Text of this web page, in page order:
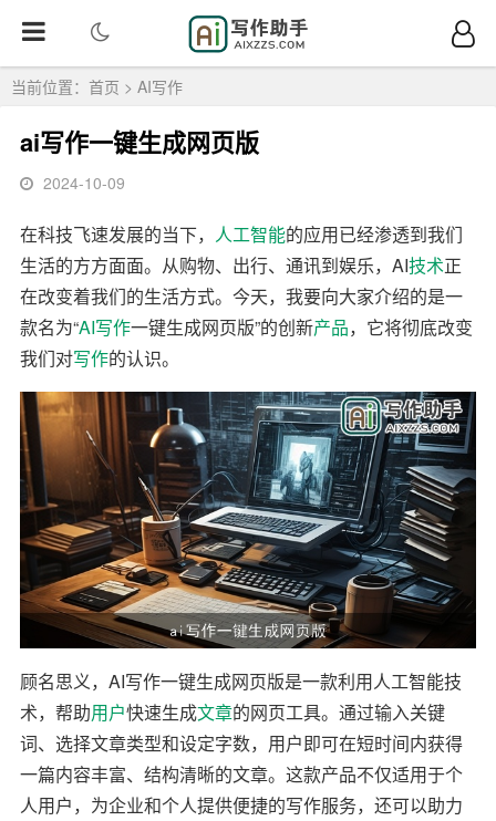
当前位置： 首页 > AI写作
ai写作一键生成网页版
2024-10-09
在科技飞速发展的当下， 人工智能的应用已经渗透到我们
生活的方方面面。从购物、出行、通讯到娱乐，AI技术正
在改变着我们的生活方式。今天，我要向大家介绍的是一
款名为“AI写作一键生成网页版”的创新产品，它将彻底改变
我们对写作的认识。
顾名思义，AI写作一键生成网页版是一款利用人工智能技
术，帮助用户快速生成文章的网页工具。通过输入关键
词、选择文章类型和设定字数，用户即可在短时间内获得
一篇内容丰富、结构清晰的文章。这款产品不仅适用于个
人用户，为企业和个人提供便捷的写作服务，还可以助力